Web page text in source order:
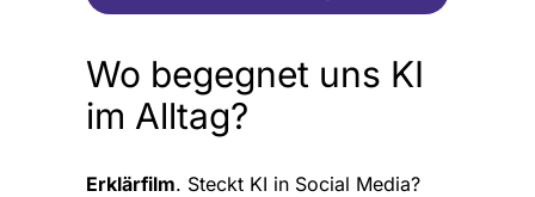
Wo begegnet uns KI
im Alltag?
Erklärfilm. Steckt KI in Social Media?